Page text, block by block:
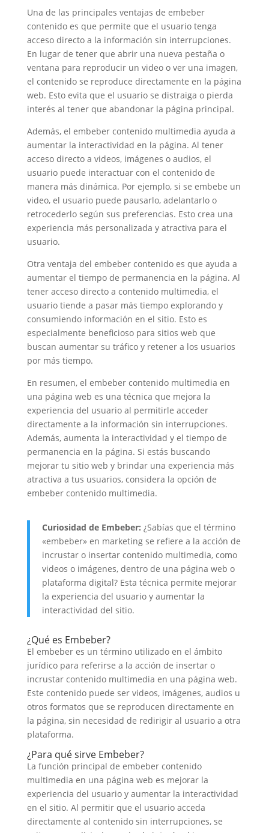
Una de las principales ventajas de embeber
contenido es que permite que el usuario tenga
acceso directo a la información sin interrupciones.
En lugar de tener que abrir una nueva pestaña o
ventana para reproducir un video o ver una imagen,
el contenido se reproduce directamente en la página
web. Esto evita que el usuario se distraiga o pierda
interés al tener que abandonar la página principal.
Además, el embeber contenido multimedia ayuda a
aumentar la interactividad en la página. Al tener
acceso directo a videos, imágenes o audios, el
usuario puede interactuar con el contenido de
manera más dinámica. Por ejemplo, si se embebe un
video, el usuario puede pausarlo, adelantarlo o
retrocederlo según sus preferencias. Esto crea una
experiencia más personalizada y atractiva para el
usuario.
Otra ventaja del embeber contenido es que ayuda a
aumentar el tiempo de permanencia en la página. Al
tener acceso directo a contenido multimedia, el
usuario tiende a pasar más tiempo explorando y
consumiendo información en el sitio. Esto es
especialmente beneficioso para sitios web que
buscan aumentar su tráfico y retener a los usuarios
por más tiempo.
En resumen, el embeber contenido multimedia en
una página web es una técnica que mejora la
experiencia del usuario al permitirle acceder
directamente a la información sin interrupciones.
Además, aumenta la interactividad y el tiempo de
permanencia en la página. Si estás buscando
mejorar tu sitio web y brindar una experiencia más
atractiva a tus usuarios, considera la opción de
embeber contenido multimedia.
Curiosidad de Embeber: ¿Sabías que el término
«embeber» en marketing se refiere a la acción de
incrustar o insertar contenido multimedia, como
videos o imágenes, dentro de una página web o
plataforma digital? Esta técnica permite mejorar
la experiencia del usuario y aumentar la
interactividad del sitio.
¿Qué es Embeber?
El embeber es un término utilizado en el ámbito
jurídico para referirse a la acción de insertar o
incrustar contenido multimedia en una página web.
Este contenido puede ser videos, imágenes, audios u
otros formatos que se reproducen directamente en
la página, sin necesidad de redirigir al usuario a otra
plataforma.
¿Para qué sirve Embeber?
La función principal de embeber contenido
multimedia en una página web es mejorar la
experiencia del usuario y aumentar la interactividad
en el sitio. Al permitir que el usuario acceda
directamente al contenido sin interrupciones, se